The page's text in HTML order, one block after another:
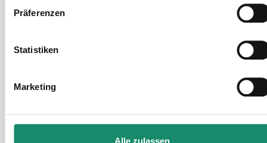
Präferenzen
Statistiken
Marketing
Alle zulassen